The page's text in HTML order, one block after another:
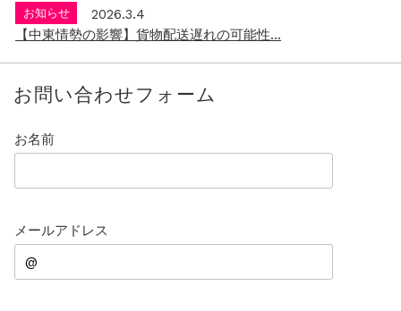
お知らせ
2026.3.4
【中東情勢の影響】貨物配送遅れの可能性...
お知らせ
2025.11.19
お知らせ
お知らせ
2026.4.9
お知らせ
2026.3.4
【中東情勢の影響】貨物配送遅れの可能性...
2026.1.6
お問い合わせフォーム
お名前
メールアドレス